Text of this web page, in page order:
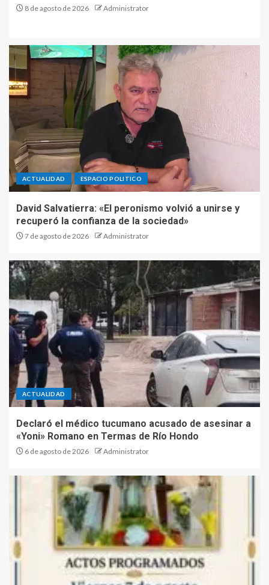
8 de agosto de 2026 Administrator
ACTUALIDAD ESPACIO POLITICO
David Salvatierra: «El peronismo volvió a unirse y
recuperó la confianza de la sociedad»
7 de agosto de 2026 Administrator
ACTUALIDAD
Declaró el médico tucumano acusado de asesinar a
«Yoni» Romano en Termas de Río Hondo
6 de agosto de 2026 Administrator